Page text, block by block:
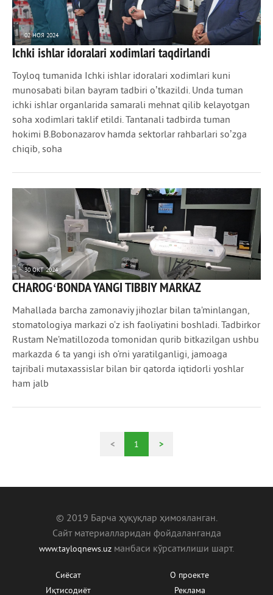
02 НОЯ 2024
1 930 0
Ichki ishlar idoralari xodimlari taqdirlandi
Toyloq tumanida Ichki ishlar idoralari xodimlari kuni
munosabati bilan bayram tadbiri oʼtkazildi. Unda tuman
ichki ishlar organlarida samarali mehnat qilib kelayotgan
soha xodimlari taklif etildi. Tantanali tadbirda tuman
hokimi B.Bobonazarov hamda sektorlar rahbarlari soʼzga
chiqib, soha
30 ОКТ 2024
1 629 0
CHAROGʻBONDA YANGI TIBBIY MARKAZ
Mahallada barcha zamonaviy jihozlar bilan ta’minlangan,
stomatologiya markazi o‘z ish faoliyatini boshladi. Tadbirkor
Rustam Ne’matillozoda tomonidan qurib bitkazilgan ushbu
markazda 6 ta yangi ish o‘rni yaratilganligi, jamoaga
tajribali mutaxassislar bilan bir qatorda iqtidorli yoshlar
ham jalb
< 1 >
© 2019 Барча ҳуқуқлар ҳимояланган.
Сайт материалларидан фойдаланганда
www.tayloqnews.uz манбаcи кўрсатилиши шарт.
Сиёсат
Иқтисодиёт
О проекте
Реклама